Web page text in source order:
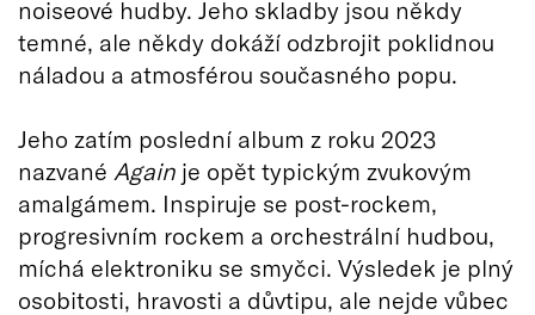
noiseové hudby. Jeho skladby jsou někdy
temné, ale někdy dokáží odzbrojit poklidnou
náladou a atmosférou současného popu.
Jeho zatím poslední album z roku 2023
nazvané Again je opět typickým zvukovým
amalgámem. Inspiruje se post-rockem,
progresivním rockem a orchestrální hudbou,
míchá elektroniku se smyčci. Výsledek je plný
osobitosti, hravosti a důvtipu, ale nejde vůbec